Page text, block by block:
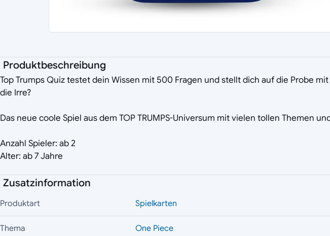
Produktbeschreibung
Top Trumps Quiz testet dein Wissen mit 500 Fragen und stellt dich auf die Probe
die Irre?
Das neue coole Spiel aus dem TOP TRUMPS-Universum mit vielen tollen Themen
Anzahl Spieler: ab 2
Alter: ab 7 Jahre
Zusatzinformation
Produktart Spielkarten
Thema One Piece